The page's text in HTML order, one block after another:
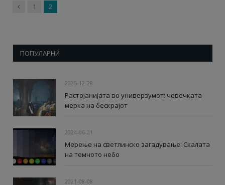
Previous
1 2
ПОПУЛАРНИ
2025-12-28
Растојанијата во универзумот: човечката
мерка на бескрајот
2024-06-21
Мерење на светлинско загадување: Скалата
на темното небо
2021-08-08